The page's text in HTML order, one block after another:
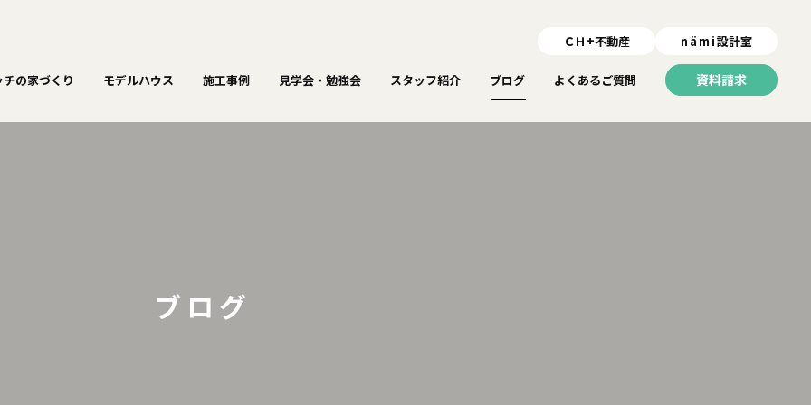
ＣＨ+不動産 nämi設計室
の家づくり モデルハウス 施工事例 見学会・勉強会 スタッフ紹介 ブログ よくあるご質問 資料請求
ブログ